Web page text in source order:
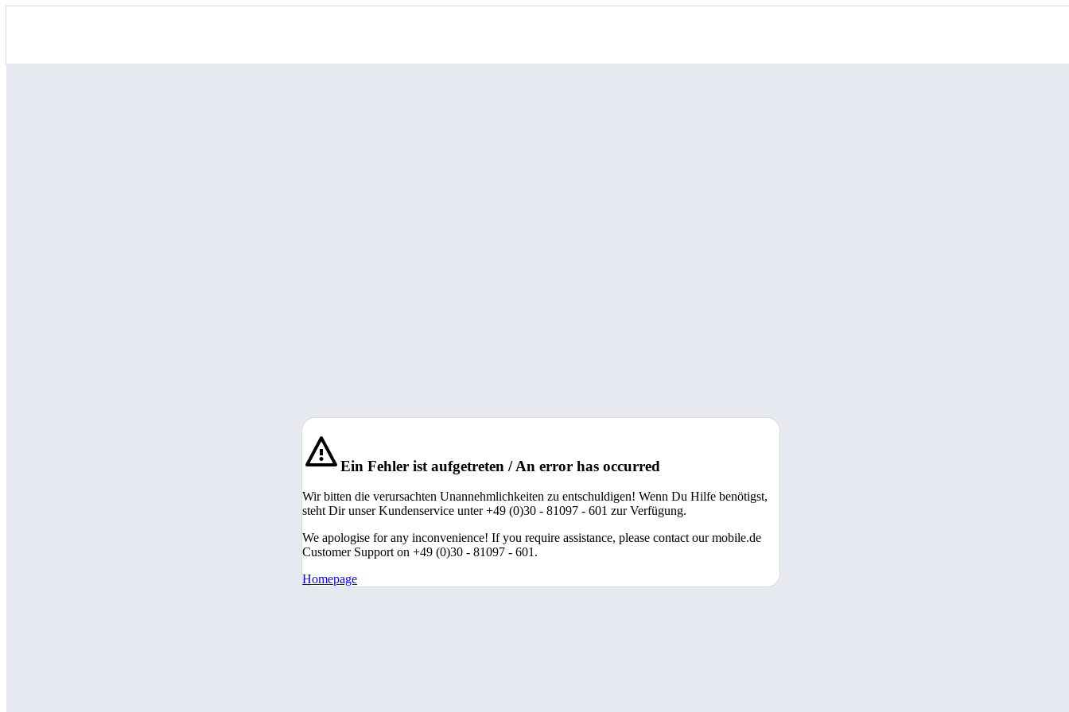
Ein Fehler ist aufgetreten / An error has occurred
Wir bitten die verursachten Unannehmlichkeiten zu entschuldigen! Wenn Du Hilfe benötigst,
steht Dir unser Kundenservice unter +49 (0)30 - 81097 - 601 zur Verfügung.
We apologise for any inconvenience! If you require assistance, please contact our mobile.de
Customer Support on +49 (0)30 - 81097 - 601.
Homepage